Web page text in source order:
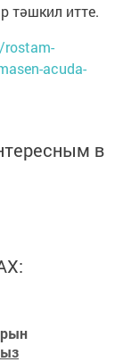
тәшкил итте.
acuda-
в